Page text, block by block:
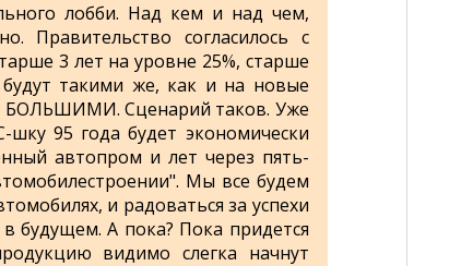
лобби. Над кем и над чем,
Правительство согласилось с
3 лет на уровне 25%, старше
такими же, как и на новые
- БОЛЬШИМИ. Сценарий таков. Уже
95 года будет экономически
автопром и лет через пять-
Мы все будем
и радоваться за успехи
будущем. А пока? Пока придется
видимо слегка начнут